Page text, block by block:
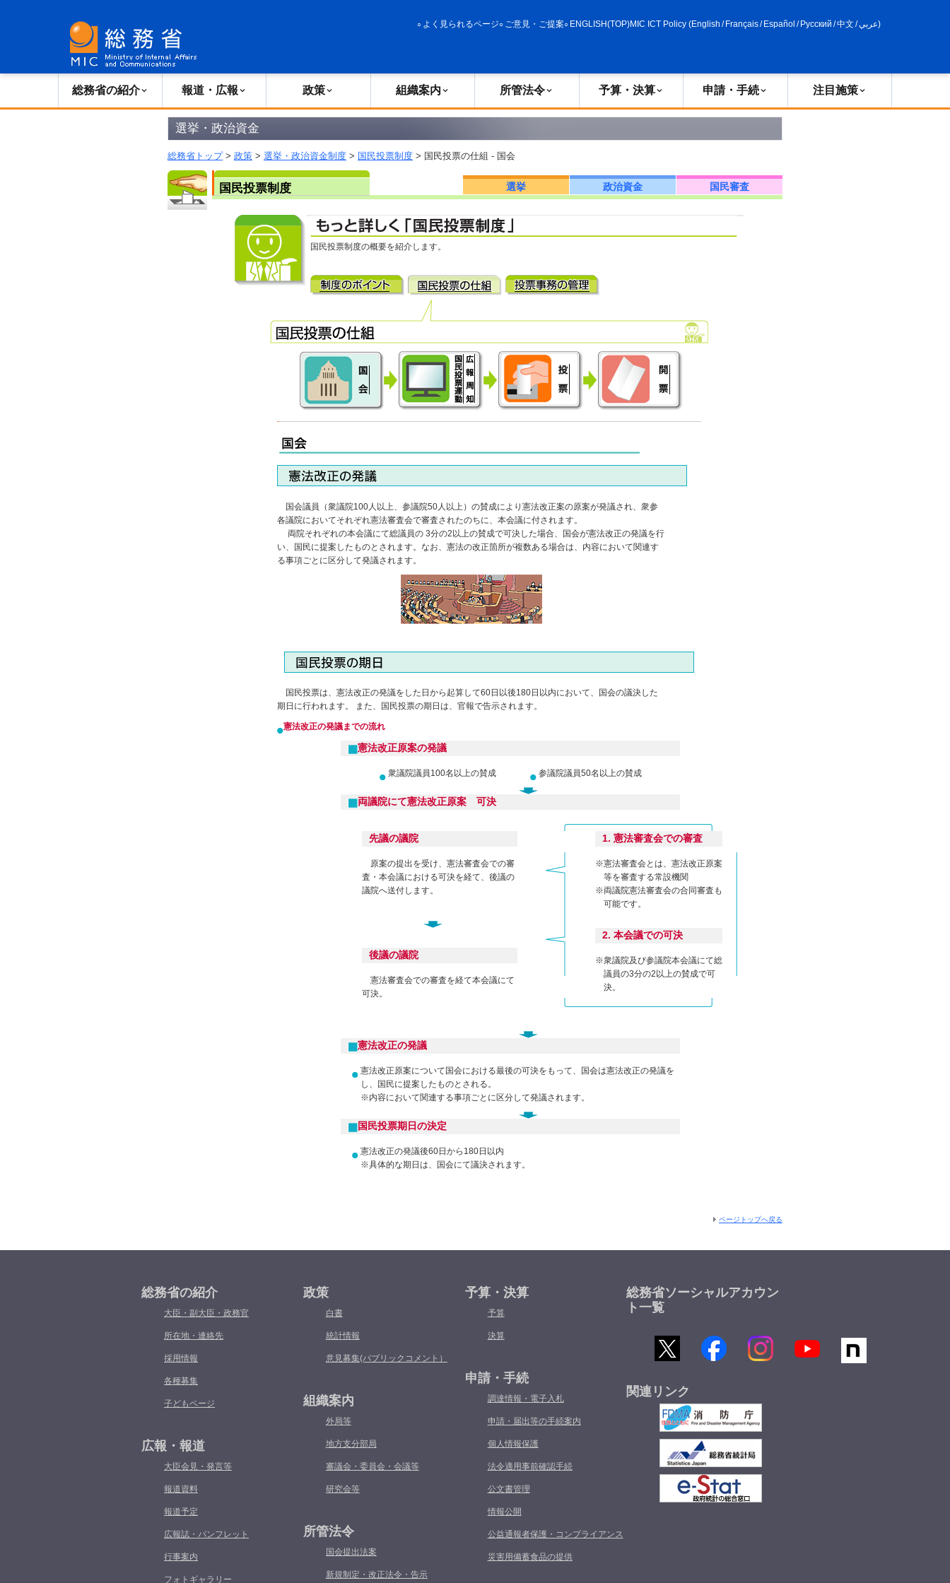
よく見られるページ ご意見・ご提案 ENGLISH(TOP)MIC ICT Policy (English / Français/ Español / Русский /中文 /عربي)
総務省の紹介 報道・広報 政策 組織案内 所管法令 予算・決算 申請・手続 注目施策
選挙・政治資金
総務省トップ> 政策 > 選挙・政治資金制度 > 国民投票制度 > 国民投票の仕組 - 国会
国民投票制度 選挙 政治資金 国民審査
国民投票制度の概要を紹介します。
国会議員（衆議院100人以上、参議院50人以上）の賛成により憲法改正案の原案が発議され、衆参
各議院においてそれぞれ憲法審査会で審査されたのちに、本会議に付されます。
両院それぞれの本会議にて総議員の 3分の2以上の賛成で可決した場合、国会が憲法改正の発議を行
い、国民に提案したものとされます。なお、憲法の改正箇所が複数ある場合は、内容において関連す
る事項ごとに区分して発議されます。
国民投票は、憲法改正の発議をした日から起算して60日以後180日以内において、国会の議決した
期日に行われます。 また、国民投票の期日は、官報で告示されます。
憲法改正の発議までの流れ
憲法改正原案の発議
衆議院議員100名以上の賛成 参議院議員50名以上の賛成
両議院にて憲法改正原案 可決
先議の議院
原案の提出を受け、憲法審査会での審
査・本会議における可決を経て、後議の
議院へ送付します。
1. 憲法審査会での審査
※憲法審査会とは、憲法改正原案
等を審査する常設機関
※両議院憲法審査会の合同審査も
可能です。
2. 本会議での可決
※衆議院及び参議院本会議にて総
議員の3分の2以上の賛成で可
決。
後議の議院
憲法審査会での審査を経て本会議にて
可決。
憲法改正の発議
憲法改正原案について国会における最後の可決をもって、国会は憲法改正の発議を
し、国民に提案したものとされる。
※内容において関連する事項ごとに区分して発議されます。
国民投票期日の決定
憲法改正の発議後60日から180日以内
※具体的な期日は、国会にて議決されます。
ページトップへ戻る
総務省の紹介
大臣・副大臣・政務官
所在地・連絡先
採用情報
各種募集
子どもページ
広報・報道
大臣会見・発言等
報道資料
報道予定
広報誌・パンフレット
行事案内
フォトギャラリー
政策
白書
統計情報
意見募集(パブリックコメント）
組織案内
外局等
地方支分部局
審議会・委員会・会議等
研究会等
所管法令
国会提出法案
新規制定・改正法令・告示
予算・決算
予算
決算
申請・手続
調達情報・電子入札
申請・届出等の手続案内
個人情報保護
法令適用事前確認手続
公文書管理
情報公開
公益通報者保護・コンプライアンス
災害用備蓄食品の提供
総務省ソーシャルアカウン
ト一覧
関連リンク